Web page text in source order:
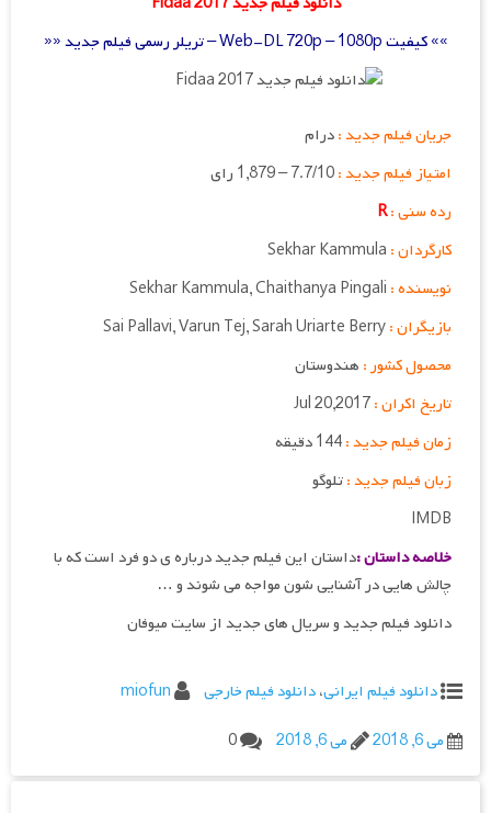
»» کیفیت Web-DL 720p – 1080p – تریلر رسمی فیلم جدید ««
جریان فیلم جدید :درام
امتیاز فیلم جدید :
رده سنی :R
کارگردان :
نویسنده :
Sekhar Kammula,Chaithanya Pingali
بازیگران :
محصول کشور : هندوستان
تاریخ اکران :
زمان فیلم جدید :
زبان فیلم جدید :تلوگو
IMDB
خلاصه داستان :داستان این فیلم جدید درباره ی دو فرد است که با
چالش هایی در آشنایی شون مواجه می شوند و …
دانلود فیلم جدید و سریال های جدید از سایت میوفان
دانلود فیلم ایرانی،دانلود فیلم خارجی
miofun
می 6, 2018
می 6, 2018 0